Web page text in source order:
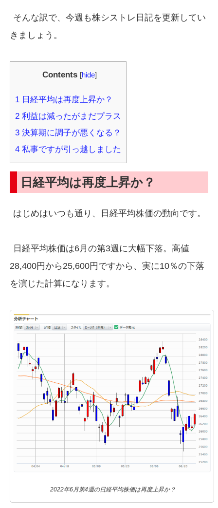
そんな訳で、今週も株シストレ日記を更新してい
きましょう。
Contents [hide]
1 日経平均は再度上昇か？
2 利益は減ったがまだプラス
3 決算期に調子が悪くなる？
4 私事ですが引っ越しました
日経平均は再度上昇か？
はじめはいつも通り、日経平均株価の動向です。
日経平均株価は6月の第3週に大幅下落。高値
28,400円から25,600円ですから、実に10％の下落
を演じた計算になります。
2022年6月第4週の日経平均株価は再度上昇か？